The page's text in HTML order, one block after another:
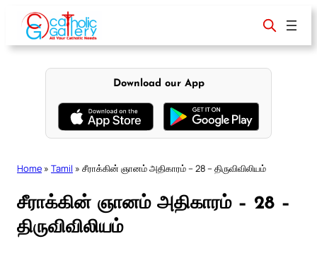
content
Download our App
Home » Tamil » சீராக்கின் ஞானம் அதிகாரம் – 28 – திருவிவிலியம்
சீராக்கின் ஞானம் அதிகாரம் – 28 –
திருவிவிலியம்